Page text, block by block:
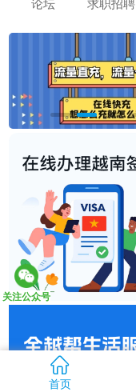
论坛 求职招聘
关注公众号
首页